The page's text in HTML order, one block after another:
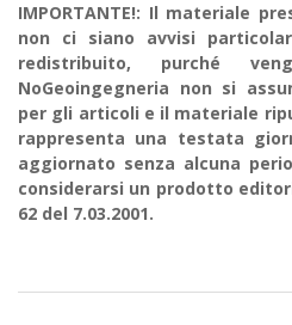
IMPORTANTE!: Il materiale
non ci siano avvisi
redistribuito, purché
NoGeoingegneria non si
per gli articoli e il materiale
rappresenta una testata
aggiornato senza alcuna
considerarsi un prodotto
62 del 7.03.2001.